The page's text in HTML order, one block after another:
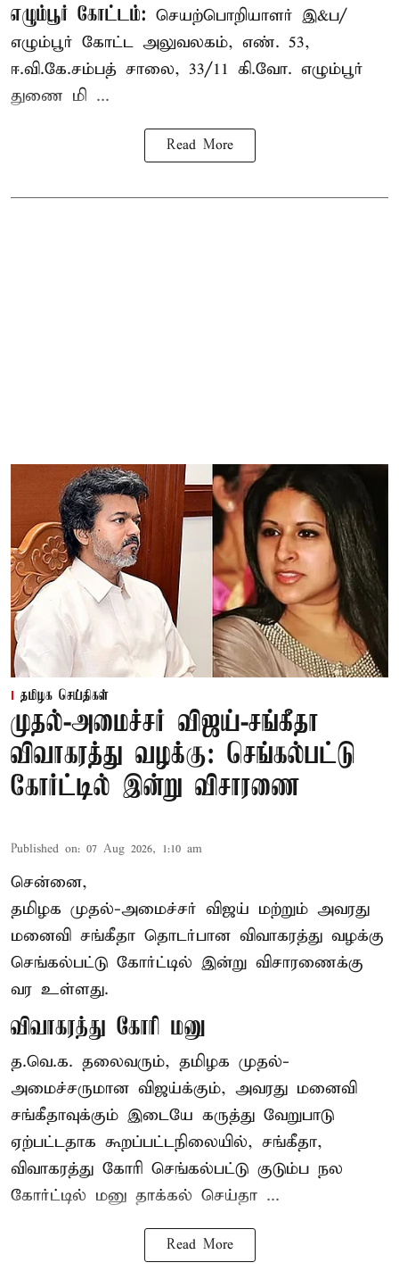
எழும்பூர் கோட்டம்: செயற்பொறியாளர் இ&ப/
எழும்பூர் கோட்ட அலுவலகம், எண். 53,
ஈ.வி.கே.சம்பத் சாலை, 33/11 கி.வோ. எழும்பூர்
துணை மி ...
Read More
தமிழக செய்திகள்
முதல்-அமைச்சர் விஜய்-சங்கீதா
விவாகரத்து வழக்கு: செங்கல்பட்டு
கோர்ட்டில் இன்று விசாரணை
Published on: 07 Aug 2026, 1:10 am
சென்னை,
தமிழக முதல்-அமைச்சர் விஜய் மற்றும் அவரது
மனைவி சங்கீதா தொடர்பான விவாகரத்து வழக்கு
செங்கல்பட்டு கோர்ட்டில் இன்று விசாரணைக்கு
வர உள்ளது.
விவாகரத்து கோரி மனு
த.வெ.க. தலைவரும், தமிழக முதல்-
அமைச்சருமான விஜய்க்கும், அவரது மனைவி
சங்கீதாவுக்கும் இடையே கருத்து வேறுபாடு
ஏற்பட்டதாக கூறப்பட்டநிலையில், சங்கீதா,
விவாகரத்து கோரி செங்கல்பட்டு குடும்ப நல
கோர்ட்டில் மனு தாக்கல் செய்தா ...
Read More